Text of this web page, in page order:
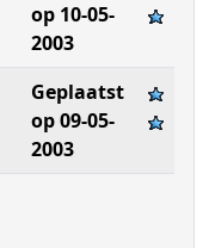
op 10-05-
2003
Geplaatst
op 09-05-
2003